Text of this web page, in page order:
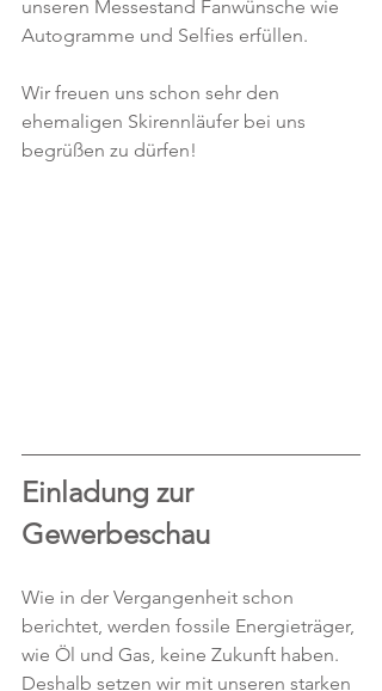
unseren Messestand Fanwünsche wie
Autogramme und Selfies erfüllen.
Wir freuen uns schon sehr den
ehemaligen Skirennläufer bei uns
begrüßen zu dürfen!
Einladung zur
Gewerbeschau
Wie in der Vergangenheit schon
berichtet, werden fossile Energieträger,
wie Öl und Gas, keine Zukunft haben.
Deshalb setzen wir mit unseren starken